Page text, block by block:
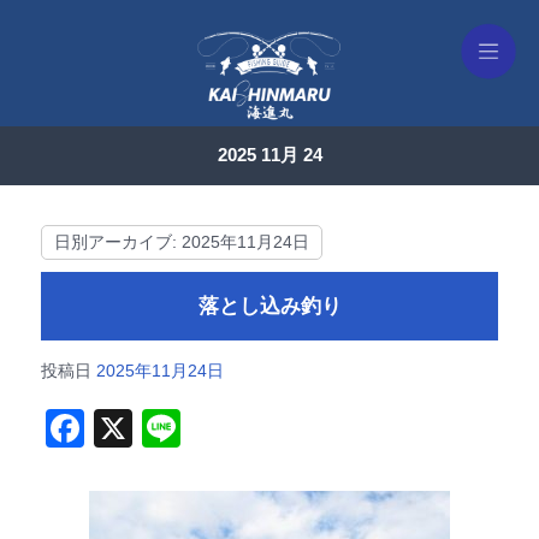
2025 11月 24
日別アーカイブ: 2025年11月24日
落とし込み釣り
投稿日 2025年11月24日
F
c
X
e